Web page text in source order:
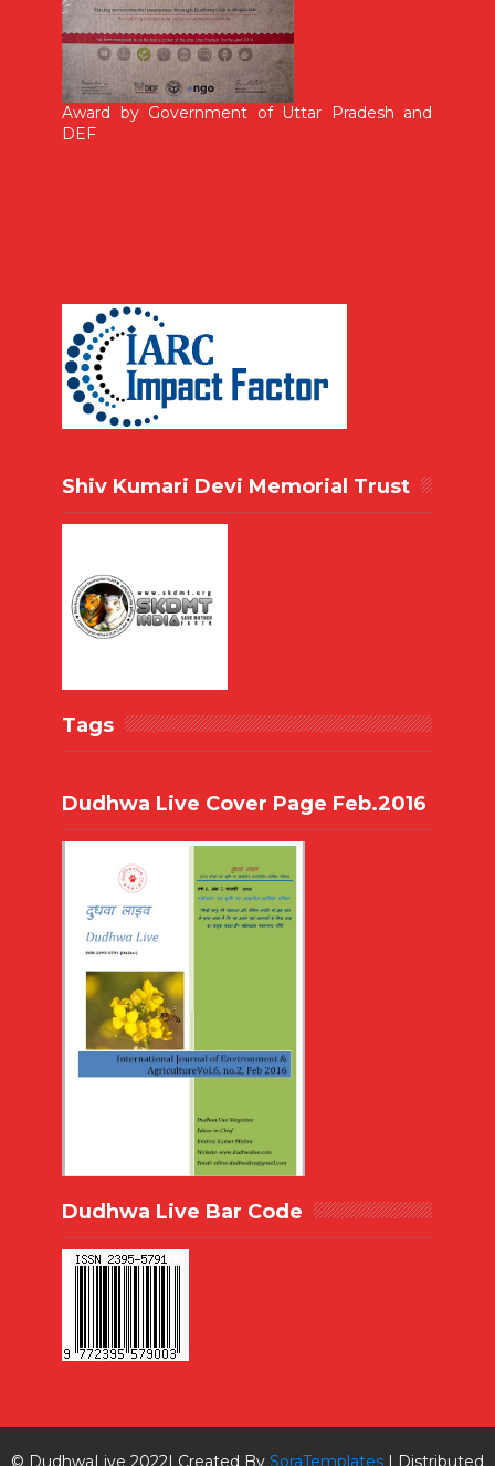
Award by Government of Uttar Pradesh and
DEF
Shiv Kumari Devi Memorial Trust
Tags
Dudhwa Live Cover Page Feb.2016
Dudhwa Live Bar Code
© DudhwaLive 2022| Created By SoraTemplates| Distributed